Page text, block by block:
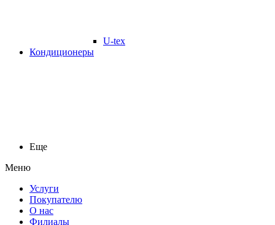
U-tex
Кондиционеры
Еще
Меню
Услуги
Покупателю
О нас
Филиалы